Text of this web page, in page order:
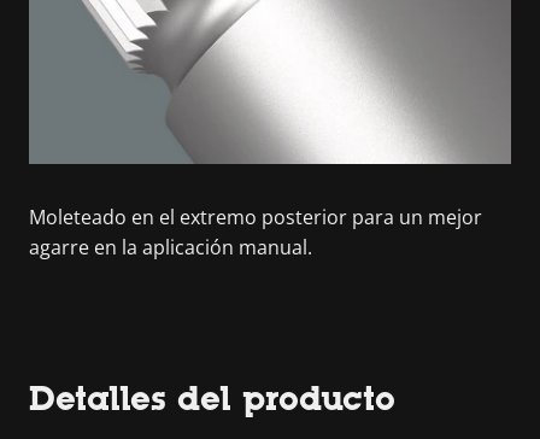
Moleteado en el extremo posterior para un mejor
agarre en la aplicación manual.
Detalles del producto